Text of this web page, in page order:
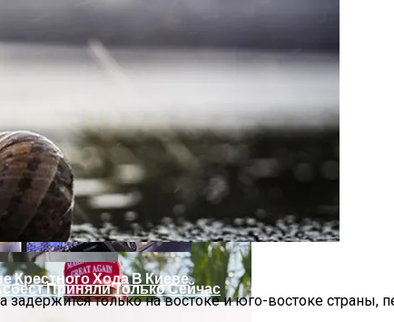
За Рубежом: Советы Для Беженцев
Приняли Только Сейчас
Крестного Хода В Киеве
только на востоке и юго-востоке страны,